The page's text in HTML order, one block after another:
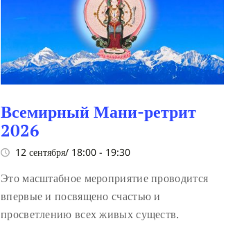
Всемирный Мани-ретрит
2026
12 сентября/ 18:00 - 19:30
Это масштабное мероприятие проводится
впервые и посвящено счастью и
просветлению всех живых существ.